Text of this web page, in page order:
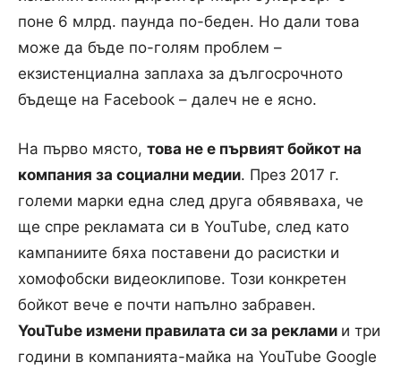
поне 6 млрд. паунда по-беден. Но дали това
може да бъде по-голям проблем –
екзистенциална заплаха за дългосрочното
бъдеще на Facebook – далеч не е ясно.
На първо място, това не е първият бойкот на
компания за социални медии. През 2017 г.
големи марки една след друга обявяваха, че
ще спре рекламата си в YouTube, след като
кампаниите бяха поставени до расистки и
хомофобски видеоклипове. Този конкретен
бойкот вече е почти напълно забравен.
YouTube измени правилата си за реклами и три
години в компанията-майка на YouTube Google